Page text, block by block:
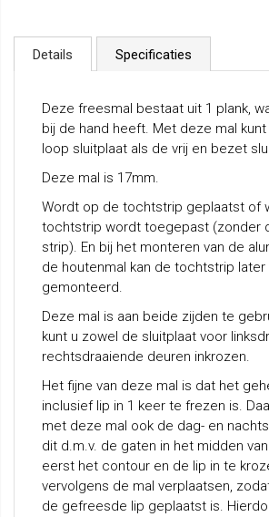
Details Specificaties
Deze freesmal bestaat uit 1 plank,
bij de hand heeft. Met deze mal
loop sluitplaat als de vrij en bezet
Deze mal is 17mm.
Wordt op de tochtstrip geplaatst of
tochtstrip wordt toegepast (zonder
strip). En bij het monteren van de
de houtenmal kan de tochtstrip later
gemonteerd.
Deze mal is aan beide zijden te
kunt u zowel de sluitplaat voor
rechtsdraaiende deuren inkrozen.
Het fijne van deze mal is dat het
inclusief lip in 1 keer te frezen is.
met deze mal ook de dag- en
dit d.m.v. de gaten in het midden
eerst het contour en de lip in te
vervolgens de mal verplaatsen,
de gefreesde lip geplaatst is.